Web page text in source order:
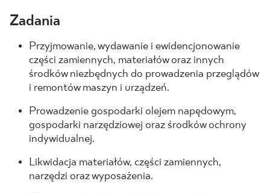
GDZIE KUPIĆ
O NAS
KARIERA
MÓJ PROFIL
Zadania
Przyjmowanie, wydawanie i ewidencjonowanie
części zamiennych, materiałów oraz innych
środków niezbędnych do prowadzenia przeglądów
i remontów maszyn i urządzeń.
Prowadzenie gospodarki olejem napędowym,
gospodarki narzędziowej oraz środków ochrony
indywidualnej.
Likwidacja materiałów, części zamiennych,
narzędzi oraz wyposażenia.